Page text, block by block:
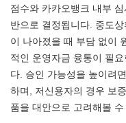
점수와 카카오뱅크 내부
반으로 결정됩니다. 중도
이 나아졌을 때 부담 없이
적인 운영자금 융통이 필
다. 승인 가능성을 높이려
하며, 저신용자의 경우 보
품을 대안으로 고려해볼 수